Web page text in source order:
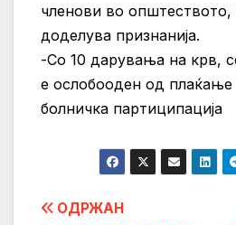
членови во
доделува признанија.
-Со 10 дарувања на крв,
е ослобооден од
болничка партиципација
Post
ОДРЖАН